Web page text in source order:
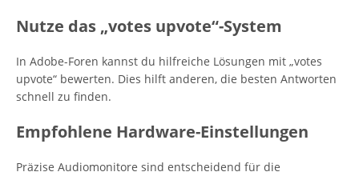
Nutze das „votes upvote“-System
In Adobe-Foren kannst du hilfreiche Lösungen mit „votes
upvote“ bewerten. Dies hilft anderen, die besten Antworten
schnell zu finden.
Empfohlene Hardware-Einstellungen
Präzise Audiomonitore sind entscheidend für die